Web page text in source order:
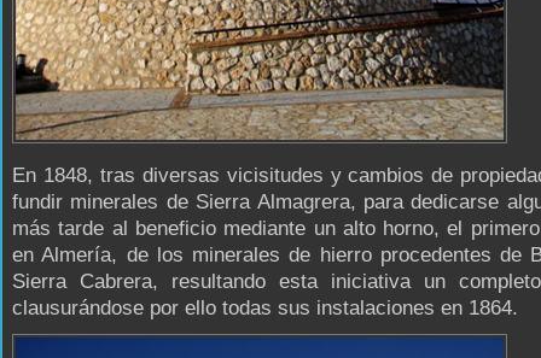
En 1848, tras diversas vicisitudes y cambios de
fundir minerales de Sierra Almagrera, para dedicarse
más tarde al beneficio mediante un alto horno, el
en Almería, de los minerales de hierro procedentes de
Sierra Cabrera, resultando esta iniciativa un
clausurándose por ello todas sus instalaciones en 1864.